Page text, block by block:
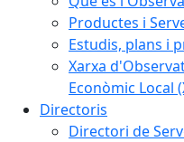
Productes i
Estudis, plans i
Xarxa
Econòmic Local
Directoris
Directori de